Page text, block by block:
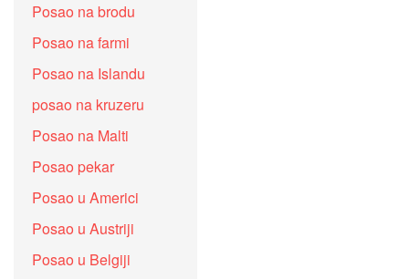
Posao na brodu
Posao na farmi
Posao na Islandu
posao na kruzeru
Posao na Malti
Posao pekar
Posao u Americi
Posao u Austriji
Posao u Belgiji